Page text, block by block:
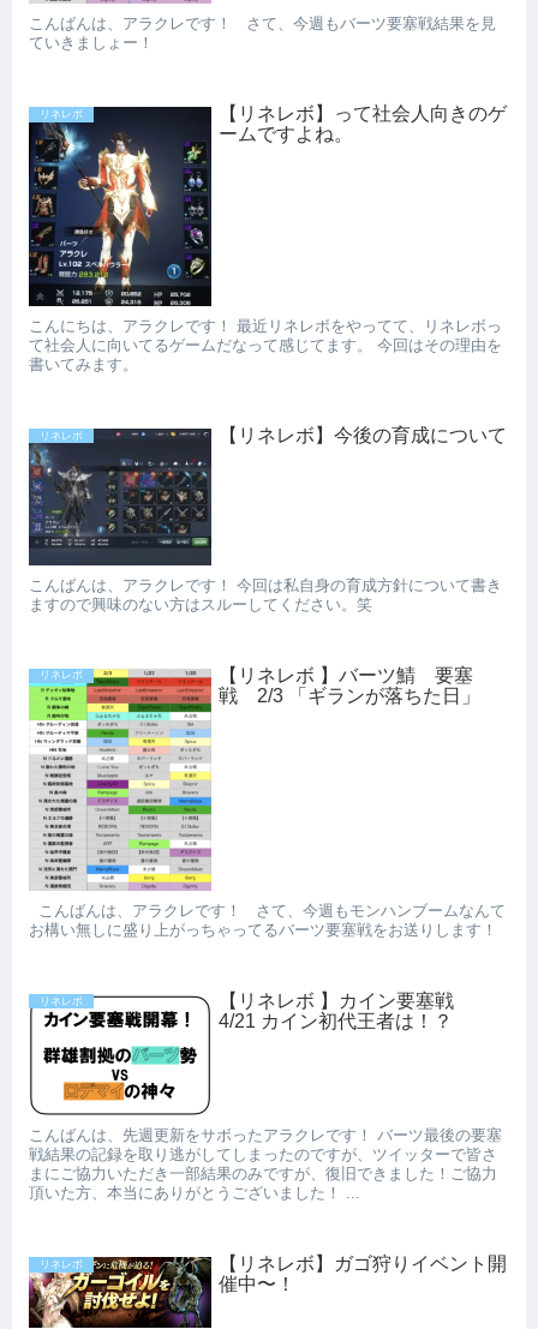
こんばんは、アラクレです！ さて、今週もバーツ要塞戦結果を見
ていきましょー！
リネレボ
【リネレボ】って社会人向きのゲ
ームですよね。
こんにちは、アラクレです！ 最近リネレボをやってて、リネレボっ
て社会人に向いてるゲームだなって感じてます。 今回はその理由を
書いてみます。
リネレボ 【リネレボ】今後の育成について
こんばんは、アラクレです！ 今回は私自身の育成方針について書き
ますので興味のない方はスルーしてください。笑
リネレボ
【リネレボ 】バーツ鯖 要塞
戦 2/3 「ギランが落ちた日」
こんばんは、アラクレです！ さて、今週もモンハンブームなんて
お構い無しに盛り上がっちゃってるバーツ要塞戦をお送りします！
リネレボ
【リネレボ 】カイン要塞戦
4/21 カイン初代王者は！？
こんばんは、先週更新をサボったアラクレです！ バーツ最後の要塞
戦結果の記録を取り逃がしてしまったのですが、ツイッターで皆さ
まにご協力いただき一部結果のみですが、復旧できました！ご協力
頂いた方、本当にありがとうございました！ ...
リネレボ
【リネレボ】ガゴ狩りイベント開
催中〜！